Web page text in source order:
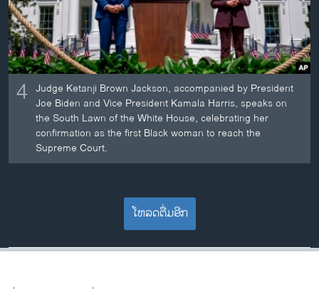
4 Judge Ketanji Brown Jackson, accompanied by President
Joe Biden and Vice President Kamala Harris, speaks on
the South Lawn of the White House, celebrating her
confirmation as the first Black woman to reach the
Supreme Court.
ໂຫລດຕື່ມອີກ